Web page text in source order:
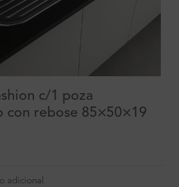
c/1 poza
con rebose 85×50×19
adicional